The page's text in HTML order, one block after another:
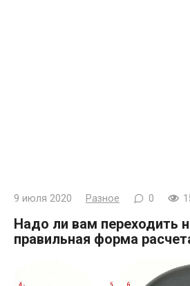
9 июля 2020 Разное 0
Надо ли вам переходить
правильная форма